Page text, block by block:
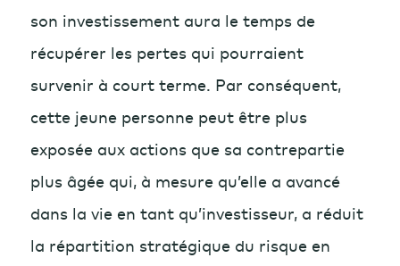
son investissement aura le temps de
récupérer les pertes qui pourraient
survenir à court terme. Par conséquent,
cette jeune personne peut être plus
exposée aux actions que sa contrepartie
plus âgée qui, à mesure qu’elle a avancé
dans la vie en tant qu’investisseur, a réduit
la répartition stratégique du risque en